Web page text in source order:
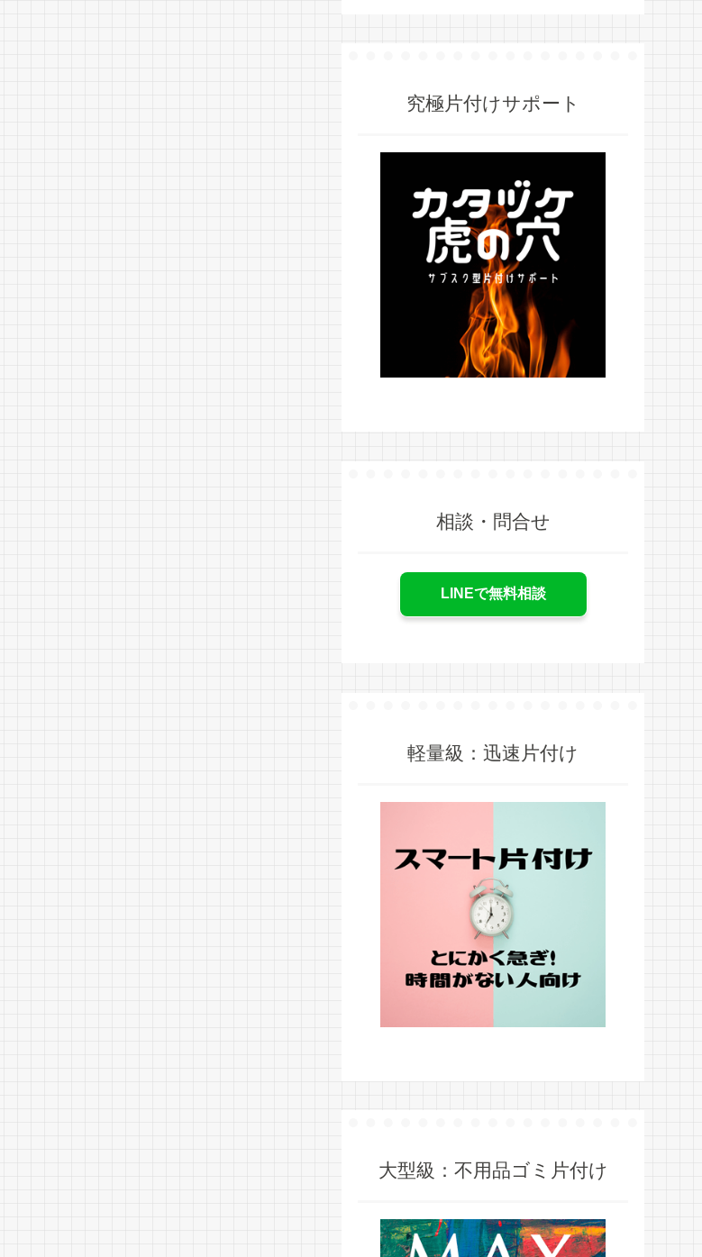
究極片付けサポート
相談・問合せ
LINEで無料相談
軽量級：迅速片付け
大型級：不用品ゴミ片付け